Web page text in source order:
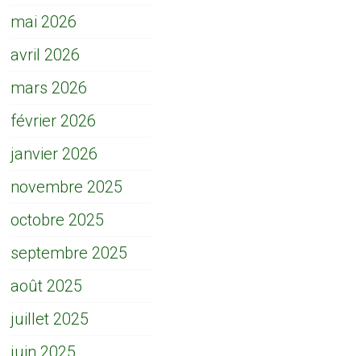
mai 2026
avril 2026
mars 2026
février 2026
janvier 2026
novembre 2025
octobre 2025
septembre 2025
août 2025
juillet 2025